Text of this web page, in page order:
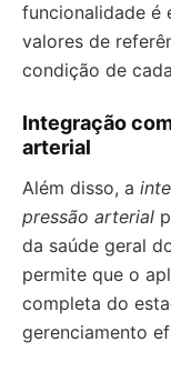
funcionalidade é
valores de
condição de
Integração
arterial
Além disso, a
pressão arterial
da saúde geral
permite que o
completa do
gerenciamento